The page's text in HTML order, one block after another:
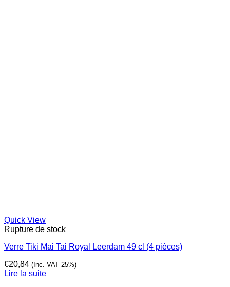
Quick View
Rupture de stock
Verre Tiki Mai Tai Royal Leerdam 49 cl (4 pièces)
€20,84 (Inc. VAT 25%)
Lire la suite